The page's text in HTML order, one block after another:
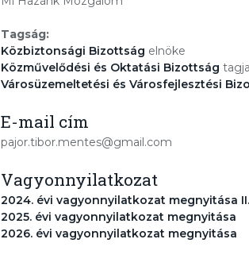
Tagság:
Közbiztonsági Bizottság elnöke
Közművelődési és Oktatási Bizottság tagja
Városüzemeltetési és Városfejlesztési
E-mail cím
pajor.tibor.mentes@gmail.com
Vagyonnyilatkozat
2024. évi vagyonnyilatkozat megnyitása II.
2025. évi vagyonnyilatkozat megnyitása
2026. évi vagyonnyilatkozat megnyitása